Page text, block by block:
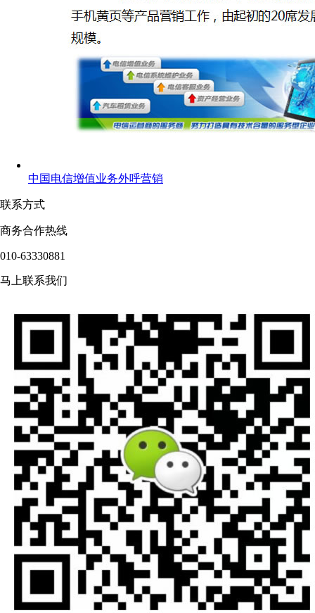
中国电信增值业务外呼营销
联系方式
商务合作热线
010-63330881
马上联系我们